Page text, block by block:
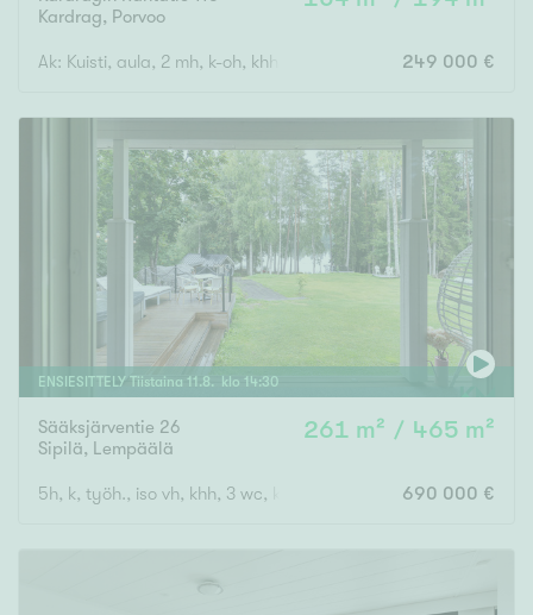
Kardrag, Porvoo
Ak: Kuisti, aula, 2 mh, k-oh, khh, wc, ph, s. Yk: Aula, 2 mh.
249 000 €
ENSIESITTELY Tiistaina 11 .8. klo 14:30
Sääksjärventie 26
Sipilä, Lempäälä
261 m² / 465 m²
5h, k, työh., iso vh, khh, 3 wc, kph, s, iso autotalli, var.,
690 000 €